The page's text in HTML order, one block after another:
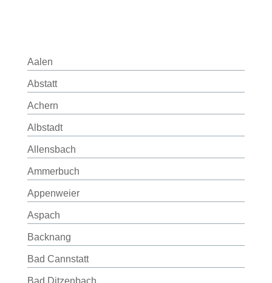
Aalen
Abstatt
Achern
Albstadt
Allensbach
Ammerbuch
Appenweier
Aspach
Backnang
Bad Cannstatt
Bad Ditzenbach